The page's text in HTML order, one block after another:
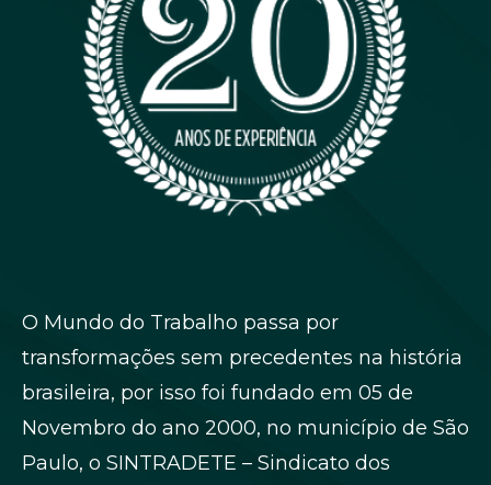
O Mundo do Trabalho passa por
transformações sem precedentes na história
brasileira, por isso foi fundado em 05 de
Novembro do ano 2000, no município de São
Paulo, o SINTRADETE – Sindicato dos